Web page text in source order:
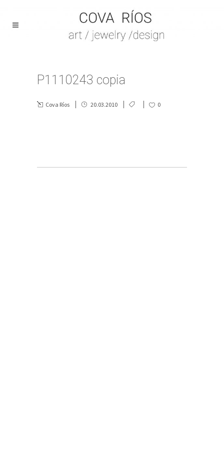
P1110243 copia
Cova Ríos 20.03.2010 0